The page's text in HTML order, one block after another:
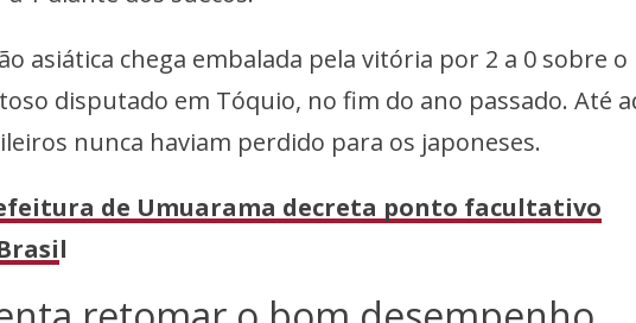
asiática chega embalada pela vitória por 2 a 0 sobre o
disputado em Tóquio, no fim do ano passado. Até
nunca haviam perdido para os japoneses.
de Umuarama decreta ponto facultativo
l